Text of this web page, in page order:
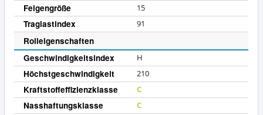
Felgengröße 15
Traglastindex 91
Rolleigenschaften
Geschwindigkeitsindex
H
Höchstgeschwindigkeit 210
Kraftstoffeffizienzklasse C
Nasshaftungsklasse C